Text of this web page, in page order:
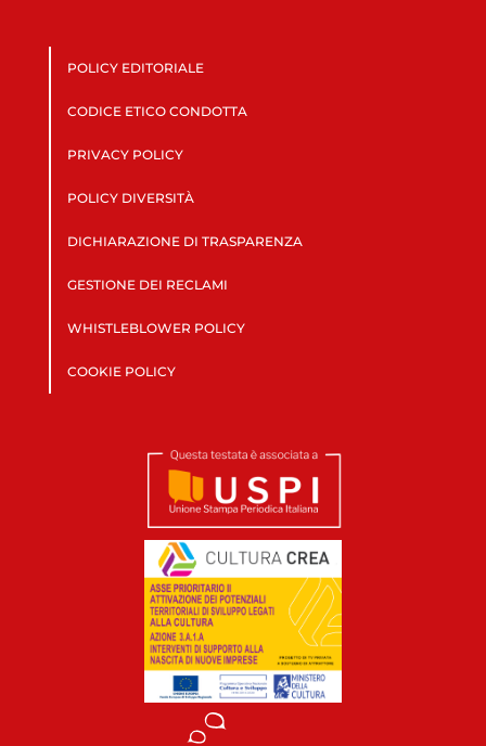
POLICY EDITORIALE
CODICE ETICO CONDOTTA
PRIVACY POLICY
POLICY DIVERSITÀ
DICHIARAZIONE DI TRASPARENZA
GESTIONE DEI RECLAMI
WHISTLEBLOWER POLICY
COOKIE POLICY